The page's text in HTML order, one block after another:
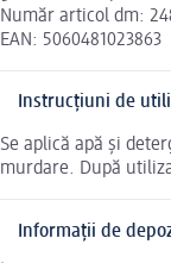
Număr articol dm:
EAN: 5060481023863
Instrucțiuni de
Se aplică apă și
murdare. După
Informații de